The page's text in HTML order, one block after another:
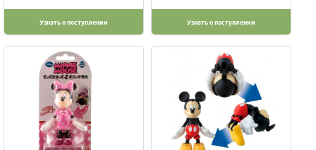
Узнать о поступлении Узнать о поступлении